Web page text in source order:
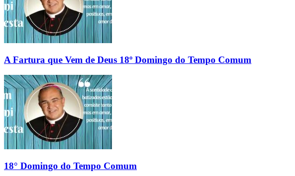
A Fartura que Vem de Deus 18º Domingo do Tempo Comum
18° Domingo do Tempo Comum